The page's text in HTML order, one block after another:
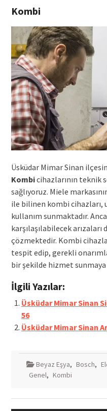
Kombi
Üsküdar Mimar Sinan
Kombicihazlarının teknik
sağlıyoruz. Miele
ile bilinen kombi cihazları,
kullanım sunmaktadır.
karşılaşılabilecek
çözmektedir. Kombi
tespit edip, gerekli
bir şekilde hizmet sunmaya
İlgili Yazılar:
Üsküdar Mimar Sinan
56
Üsküdar Mimar Sinan
Beyaz Eşya, Bosch,
Genel, Kombi